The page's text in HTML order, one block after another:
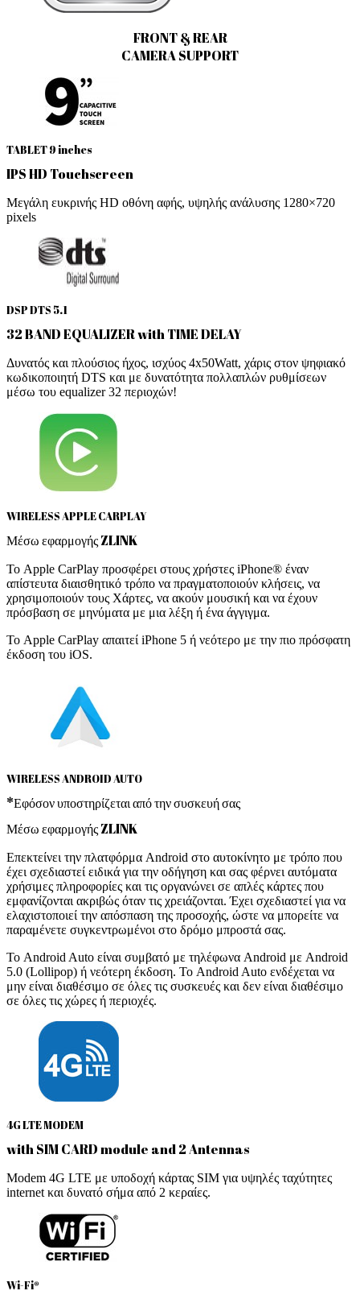
FRONT & REAR
CAMERA SUPPORT
TABLET 9 inches
IPS HD Touchscreen
Μεγάλη ευκρινής HD οθόνη αφής, υψηλής ανάλυσης 1280×720
pixels
DSP DTS 5.1
32 BAND EQUALIZER with TIME DELAY
Δυνατός και πλούσιος ήχος, ισχύος 4x50Watt, χάρις στον ψηφιακό
κωδικοποιητή DTS και με δυνατότητα πολλαπλών ρυθμίσεων
μέσω του equalizer 32 περιοχών!
WIRELESS APPLE CARPLAY
Μέσω εφαρμογής ZLINK
Το Apple CarPlay προσφέρει στους χρήστες iPhone® έναν
απίστευτα διαισθητικό τρόπο να πραγματοποιούν κλήσεις, να
χρησιμοποιούν τους Χάρτες, να ακούν μουσική και να έχουν
πρόσβαση σε μηνύματα με μια λέξη ή ένα άγγιγμα.
Το Apple CarPlay απαιτεί iPhone 5 ή νεότερο με την πιο πρόσφατη
έκδοση του iOS.
WIRELESS ANDROID AUTO
*Εφόσον υποστηρίζεται από την συσκευή σας
Μέσω εφαρμογής ZLINK
Επεκτείνει την πλατφόρμα Android στο αυτοκίνητο με τρόπο που
έχει σχεδιαστεί ειδικά για την οδήγηση και σας φέρνει αυτόματα
χρήσιμες πληροφορίες και τις οργανώνει σε απλές κάρτες που
εμφανίζονται ακριβώς όταν τις χρειάζονται. Έχει σχεδιαστεί για να
ελαχιστοποιεί την απόσπαση της προσοχής, ώστε να μπορείτε να
παραμένετε συγκεντρωμένοι στο δρόμο μπροστά σας.
Το Android Auto είναι συμβατό με τηλέφωνα Android με Android
5.0 (Lollipop) ή νεότερη έκδοση. Το Android Auto ενδέχεται να
μην είναι διαθέσιμο σε όλες τις συσκευές και δεν είναι διαθέσιμο
σε όλες τις χώρες ή περιοχές.
4G LTE MODEM
with SIM CARD module and 2 Antennas
Modem 4G LTE με υποδοχή κάρτας SIM για υψηλές ταχύτητες
internet και δυνατό σήμα από 2 κεραίες.
Wi-Fi®